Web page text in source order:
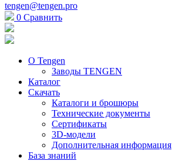
tengen@tengen.pro
0 Сравнить
О Tengen
Заводы TENGEN
Каталог
Скачать
Каталоги и брошюры
Технические документы
Сертификаты
3D-модели
Дополнительная информация
База знаний